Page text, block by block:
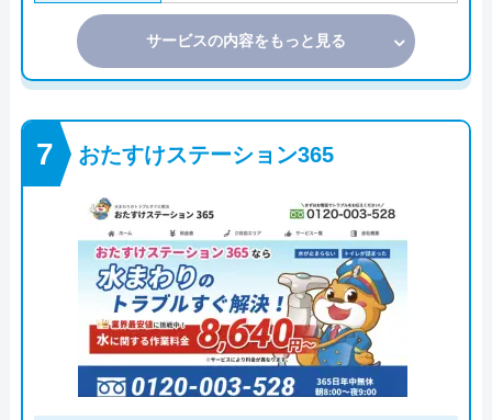
サービスの内容をもっと見る
おたすけステーション365